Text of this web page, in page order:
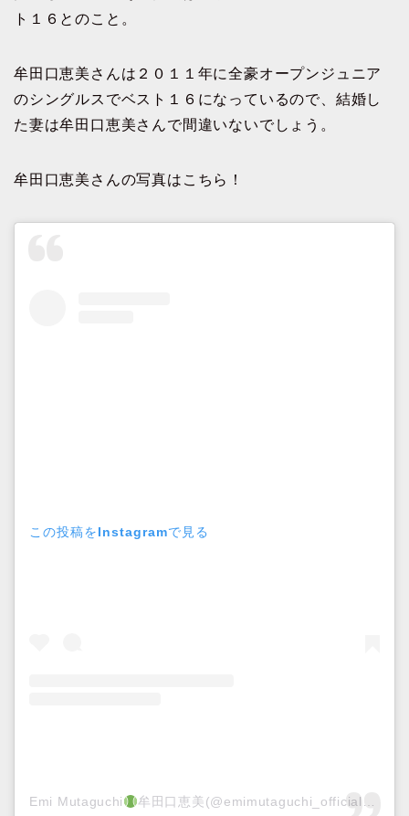
ト１６とのこと。
牟田口恵美さんは２０１１年に全豪オープンジュニア
のシングルスでベスト１６になっているので、結婚し
た妻は牟田口恵美さんで間違いないでしょう。
牟田口恵美さんの写真はこちら！
この投稿をInstagramで見る
Emi Mutaguchi 牟田口恵美(@emimutaguchi_official)がシェアした投稿